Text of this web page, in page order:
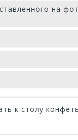
на
к столу